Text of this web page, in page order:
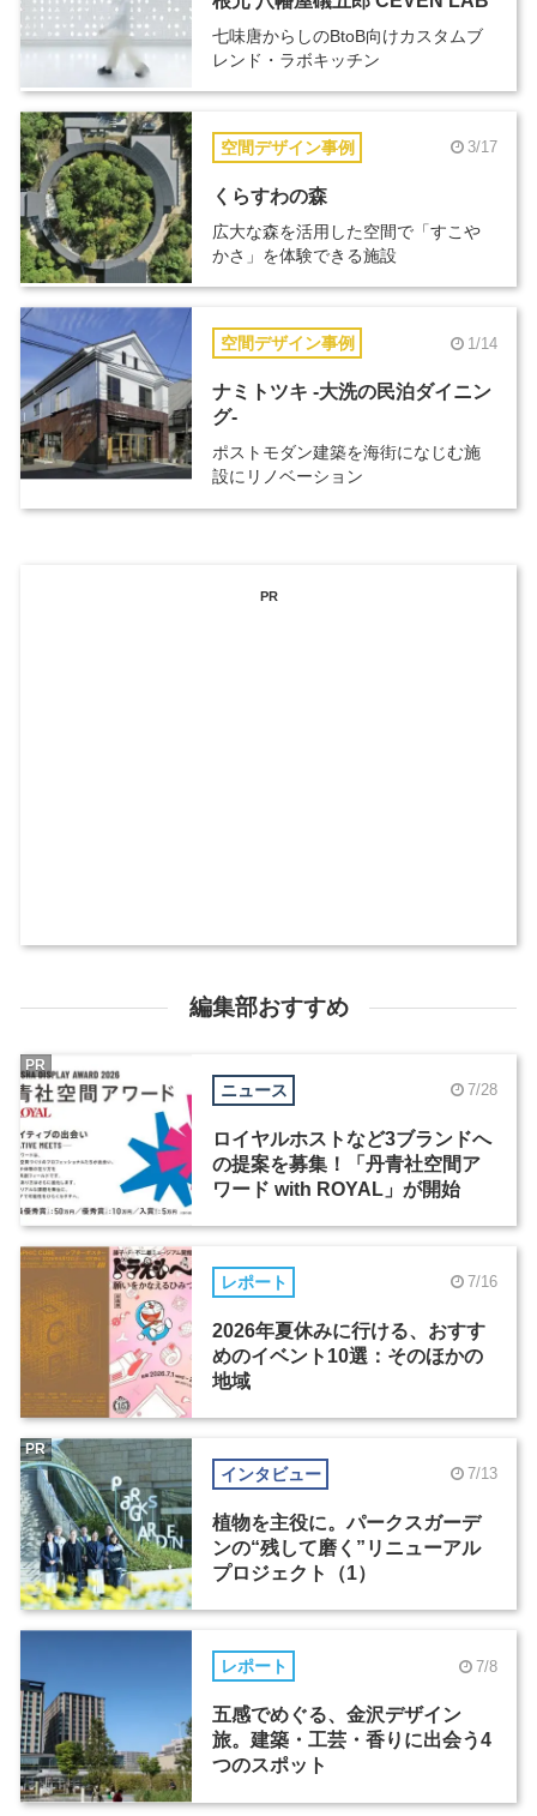
七味唐からしのBtoB向けカスタムブ
レンド・ラボキッチン
空間デザイン事例 3/17
くらすわの森
広大な森を活用した空間で「すこや
かさ」を体験できる施設
空間デザイン事例 1/14
ナミトツキ -大洗の民泊ダイニン
グ-
ポストモダン建築を海街になじむ施
設にリノベーション
PR
編集部おすすめ
ニュース 7/28
ロイヤルホストなど3ブランドへ
の提案を募集！「丹青社空間ア
ワード with ROYAL」が開始
PR
レポート 7/16
2026年夏休みに行ける、おすす
めのイベント10選：そのほかの
地域
インタビュー 7/13
植物を主役に。パークスガーデ
ンの“残して磨く”リニューアル
プロジェクト（1）
PR
レポート 7/8
五感でめぐる、金沢デザイン
旅。建築・工芸・香りに出会う4
つのスポット